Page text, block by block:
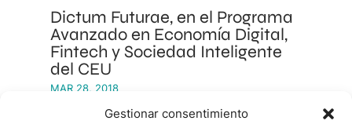
Gestionar consentimiento
Dictum Futurae, en el Programa
Avanzado en Economía Digital,
Fintech y Sociedad Inteligente
del CEU
MAR 28, 2018